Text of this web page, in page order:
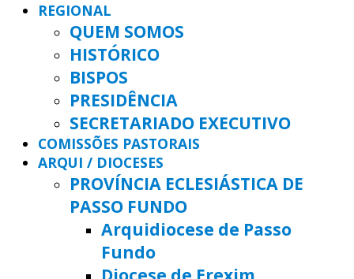
REGIONAL
QUEM SOMOS
HISTÓRICO
BISPOS
PRESIDÊNCIA
SECRETARIADO EXECUTIVO
COMISSÕES PASTORAIS
ARQUI / DIOCESES
PROVÍNCIA ECLESIÁSTICA DE
PASSO FUNDO
Arquidiocese de Passo
Fundo